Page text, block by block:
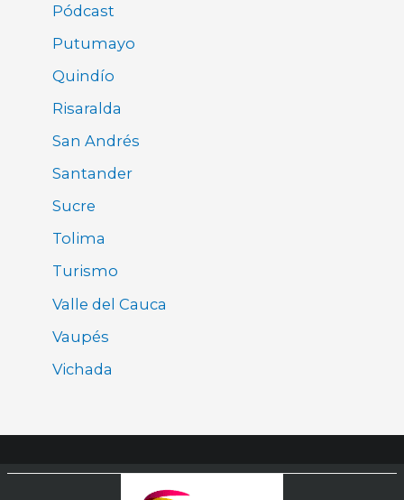
Pódcast
Putumayo
Quindío
Risaralda
San Andrés
Santander
Sucre
Tolima
Turismo
Valle del Cauca
Vaupés
Vichada